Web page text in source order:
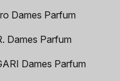
Dames Parfum
Dames Parfum
Dames Parfum